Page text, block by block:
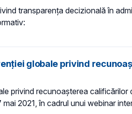
transparenţa decizională în
globale privind
privind recunoașterea
2021, în cadrul unui webinar